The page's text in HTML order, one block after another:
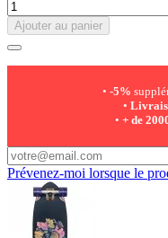
Ajouter au panier
• -5%
•
• + de
Prévenez-moi lorsque le